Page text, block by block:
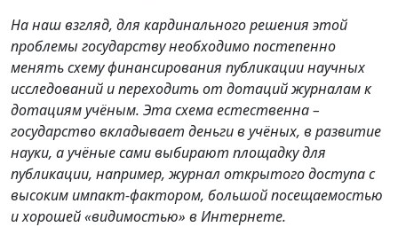
На наш взгляд, для кардинального решения этой
проблемы государству необходимо постепенно
менять схему финансирования публикации научных
исследований и переходить от дотаций журналам к
дотациям учёным. Эта схема естественна –
государство вкладывает деньги в учёных, в развитие
науки, а учёные сами выбирают площадку для
публикации, например, журнал открытого доступа с
высоким импакт-фактором, большой посещаемостью
и хорошей «видимостью» в Интернете.